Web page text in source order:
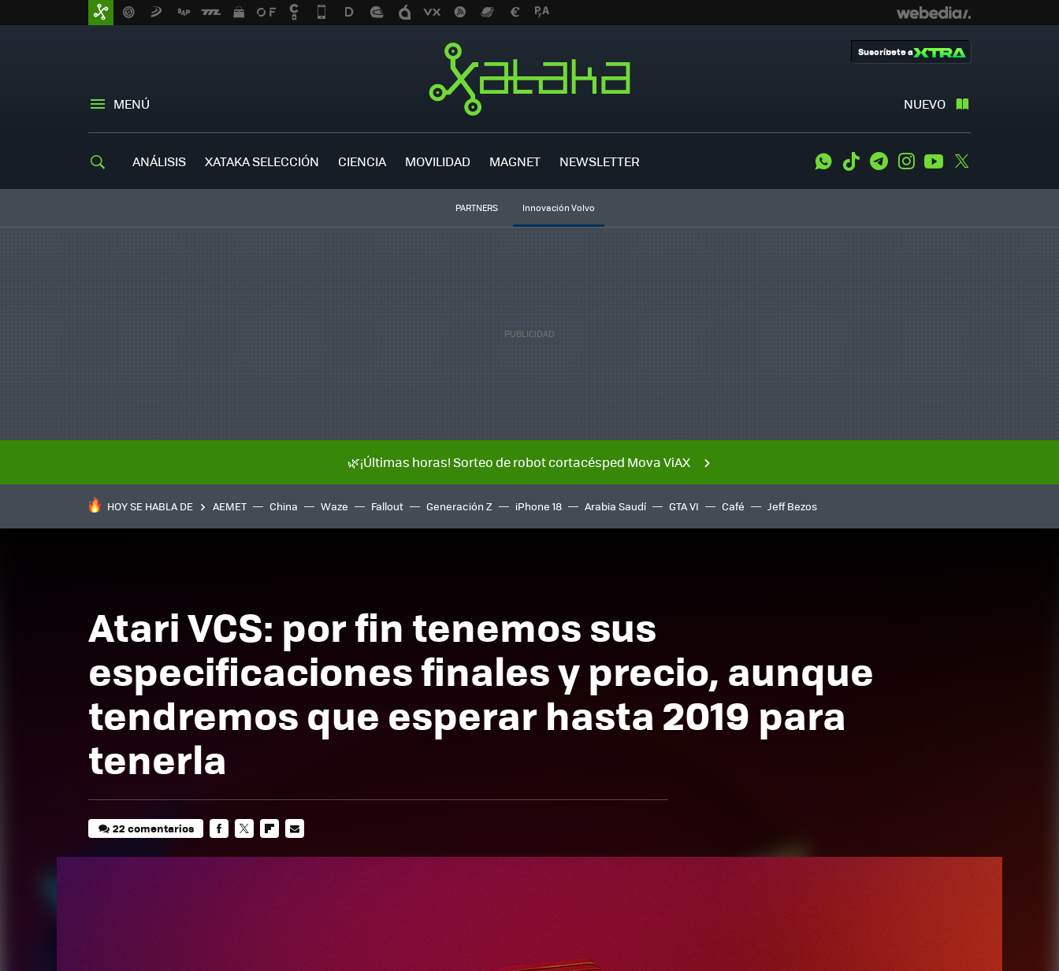
MENÚ NUEVO
Suscríbete a
ANÁLISIS XATAKA SELECCIÓN CIENCIA MOVILIDAD MAGNET NEWSLETTER WhatsApp
Tiktok TelegramInstagramYoutube
PARTNERS Innovación Volvo
🌿¡Últimas horas! Sorteo de robot cortacésped Mova ViAX
HOY SE HABLA DE AEMET China Waze Fallout Generación Z iPhone 18 Arabia Saudí GTA VI Café Jeff Bezos
Atari VCS: por fin tenemos sus
especificaciones finales y precio, aunque
tendremos que esperar hasta 2019 para
tenerla
22 comentarios